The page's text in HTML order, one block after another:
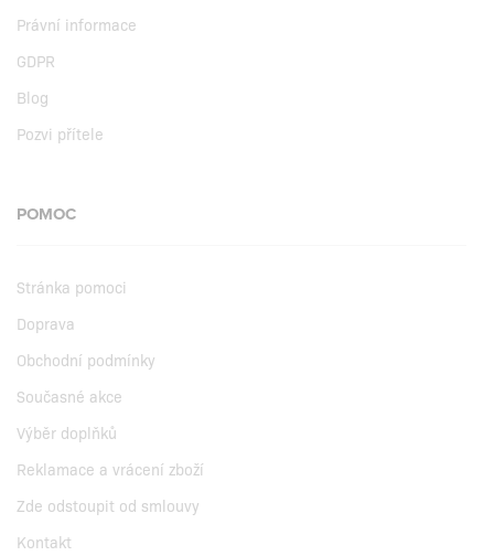
Právní informace
GDPR
Blog
Pozvi přítele
POMOC
Stránka pomoci
Doprava
Obchodní podmínky
Současné akce
Výběr doplňků
Reklamace a vrácení zboží
Zde odstoupit od smlouvy
Kontakt